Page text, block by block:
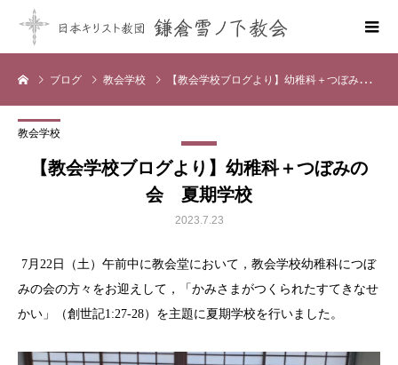
ブログ 教会学校 【教会学校ブログより】幼稚科＋つぼみの会 夏期学校
教会学校
【教会学校ブログより】幼稚科＋つぼみの
会 夏期学校
2023.7.23
7月22日（土）午前中に教会堂において，教会学校幼稚科につぼ
みの会の方々をお迎えして，「かみさまがつくられたすてきなせ
かい」（創世記1:27-28）を主題に夏期学校を行いました。